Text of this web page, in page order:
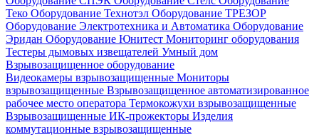
Теко Оборудование Технотэл Оборудование ТРЕЗОР
Оборудование Электротехника и Автоматика Оборудование
Эридан Оборудование Юнитест Мониторинг оборудования
Тестеры дымовых извещателей Умный дом
Взрывозащищенное оборудование
Видеокамеры взрывозащищенные Мониторы
взрывозащищенные Взрывозащищенное автоматизированное
рабочее место оператора Термокожухи взрывозащищенные
Взрывозащищенные ИК-прожекторы Изделия
коммутационные взрывозащищенные